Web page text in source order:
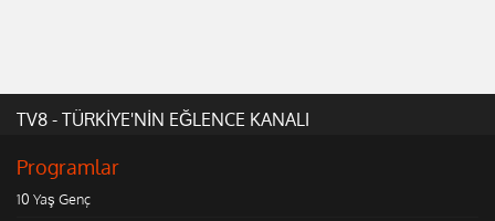
TV8 - TÜRKİYE'NİN EĞLENCE KANALI
Programlar
10 Yaş Genç